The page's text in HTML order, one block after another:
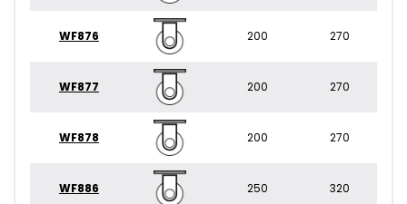
WF876 200 270
WF877 200 270
WF878 200 270
WF886 250 320